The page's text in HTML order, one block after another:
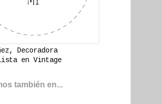
Decoradora
en Vintage
también en...